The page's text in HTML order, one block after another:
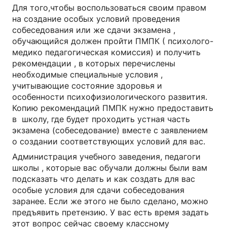
Для того,чтобы воспользоваться своим правом
на создание особых условий проведения
собеседования или же сдачи экзамена ,
обучающийся должен пройти ПМПК ( психолого-
медико педагогическая комиссия) и получить
рекомендации , в которых перечислены
необходимые специальные условия ,
учитывающие состояние здоровья и
особенности психофизиологического развития.
Копию рекомендаций ПМПК нужно предоставить
в школу, где будет проходить устная часть
экзамена (собеседование) вместе с заявлением
о создании соответствующих условий для вас.
Администрация учебного заведения, педагоги
школы , которые вас обучали должны были вам
подсказать что делать и как создать для вас
особые условия для сдачи собеседования
заранее. Если же этого не было сделано, можно
предъявить претензию. У вас есть время задать
этот вопрос сейчас своему классному